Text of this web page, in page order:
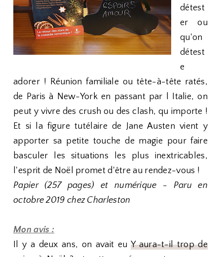
détest
er ou
qu'on
détest
e
adorer ! Réunion familiale ou tête-à-tête ratés,
de Paris à New-York en passant par l Italie, on
peut y vivre des crush ou des clash, qu importe !
Et si la figure tutélaire de Jane Austen vient y
apporter sa petite touche de magie pour faire
basculer les situations les plus inextricables,
l'esprit de Noël promet d'être au rendez-vous !
Papier (257 pages) et numérique - Paru en
octobre 2019 chez Charleston
Mon avis :
Il y a deux ans, on avait eu Y aura-t-il trop de